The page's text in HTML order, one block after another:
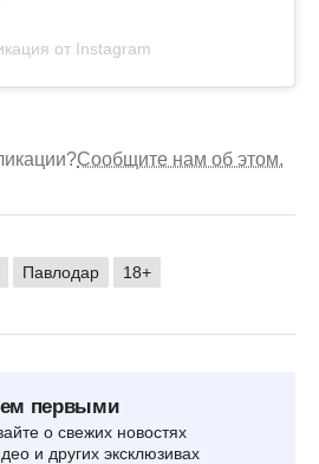
от Instagram
Сообщите нам об этом.
Павлодар 18+
первыми
о свежих новостях
и других эксклюзивах